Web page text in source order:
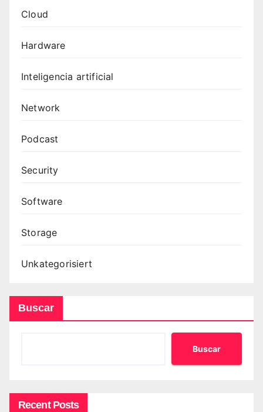
Cloud
Hardware
Inteligencia artificial
Network
Podcast
Security
Software
Storage
Unkategorisiert
Buscar
Buscar
Recent Posts